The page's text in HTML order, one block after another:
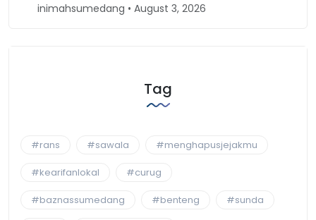
inimahsumedang • April 30, 2026
Tag
#rans #sawala #menghapusjejakmu
#kearifanlokal #curug
#baznassumedang #benteng #sunda